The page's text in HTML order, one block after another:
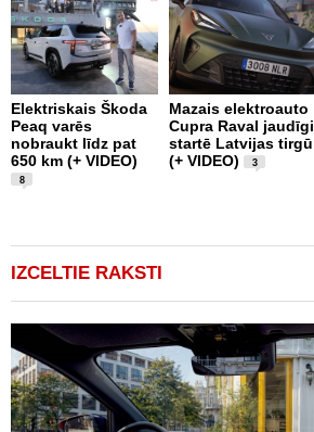
Elektriskais Škoda
Peaq varēs
nobraukt līdz pat
650 km (+ VIDEO)
8
Mazais elektroauto
Cupra Raval jaudīgi
startē Latvijas tirgū
(+ VIDEO)
3
IZCELTIE RAKSTI